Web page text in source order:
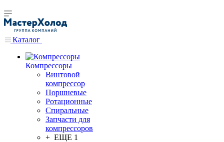
Каталог
Компрессоры
Винтовой
компрессор
Поршневые
Ротационные
Спиральные
Запчасти для
компрессоров
+ ЕЩЕ 1